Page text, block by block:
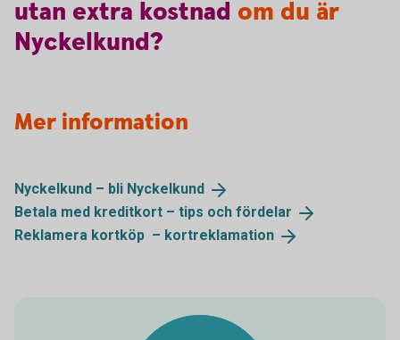
utan extra kostnad om du är
Nyckelkund?
Mer information
Nyckelkund – bli Nyckelkund
Betala med kreditkort – tips och fördelar
Reklamera kortköp – kortreklamation